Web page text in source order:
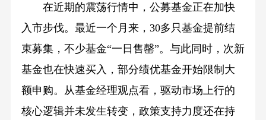
在近期的震荡行情中，公募基金正在加快
入市步伐。最近一个月来，30多只基金提前结
束募集，不少基金“一日售罄”。与此同时，次新
基金也在快速买入，部分绩优基金开始限制大
额申购。从基金经理观点看，驱动市场上行的
核心逻辑并未发生转变，政策支持力度还在持